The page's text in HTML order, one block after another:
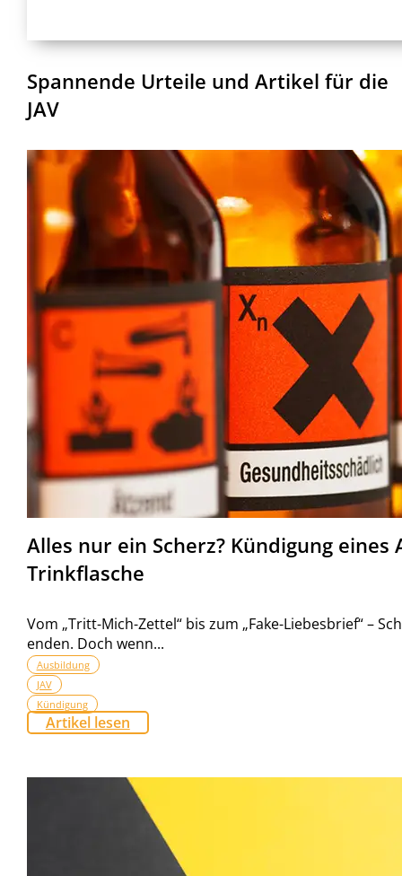
Spannende Urteile und Artikel für die
JAV
Alles nur ein Scherz? Kündigung eines
Trinkflasche
Vom „Tritt-Mich-Zettel“ bis zum „Fake-Liebesbrief“ –
enden. Doch wenn...
Ausbildung
JAV
Kündigung
Artikel lesen